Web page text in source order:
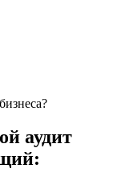
аудит